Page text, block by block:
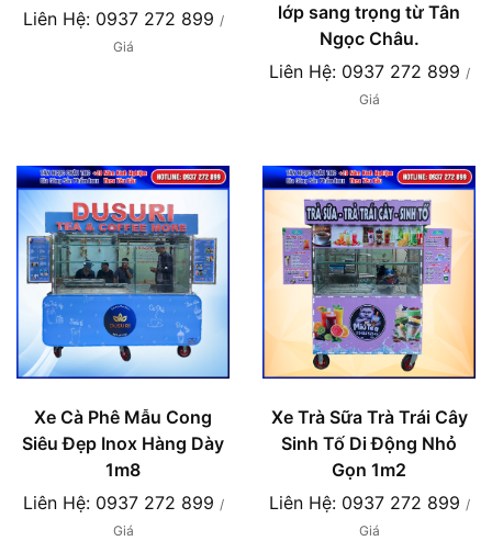
Liên Hệ: 0937 272 899 /
Giá
lớp sang trọng từ Tân
Ngọc Châu.
Liên Hệ: 0937 272 899 /
Giá
Xe Cà Phê Mẫu Cong
Siêu Đẹp Inox Hàng Dày
1m8
Liên Hệ: 0937 272 899 /
Giá
Xe Trà Sữa Trà Trái Cây
Sinh Tố Di Động Nhỏ
Gọn 1m2
Liên Hệ: 0937 272 899 /
Giá